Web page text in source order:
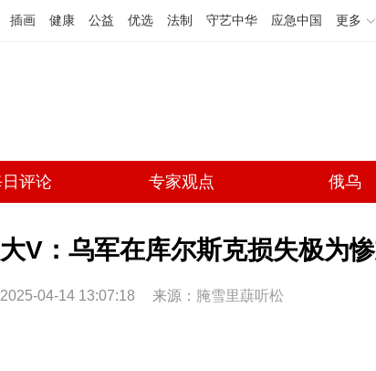
插画 健康 公益 优选 法制 守艺中华 应急中国 更多
评论 专家观点 俄乌
大V：乌军在库尔斯克损失极为
2025-04-14 13:07:18 来源： 腌雪里蕻听松